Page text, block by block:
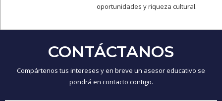
oportunidades y riqueza cultural.
CONTÁCTANOS
Compártenos tus intereses y en breve un asesor educativo se
pondrá en contacto contigo.